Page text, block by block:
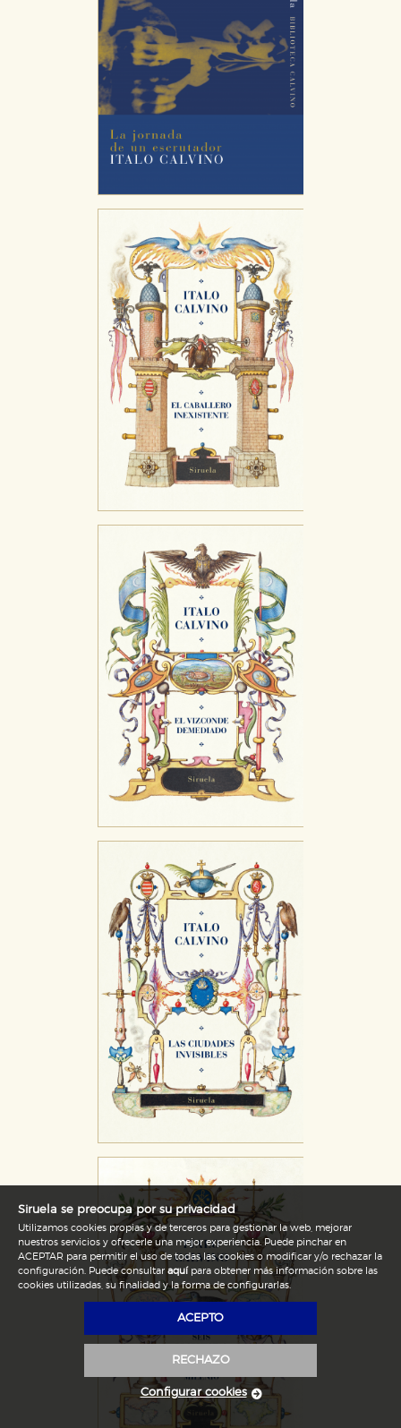
Siruela se preocupa por su privacidad
Utilizamos cookies propias y de terceros para gestionar la web, mejorar
nuestros servicios y ofrecerle una mejor experiencia. Puede pinchar en
ACEPTAR para permitir el uso de todas las cookies o modificar y/o rechazar la
configuración. Puede consultar aquípara obtener más información sobre las
cookies utilizadas, su finalidad y la forma de configurarlas.
ACEPTO
RECHAZO
Configurar cookies